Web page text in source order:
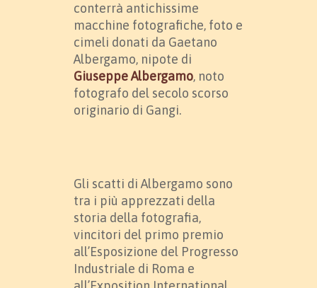
conterrà antichissime
macchine fotografiche, foto e
cimeli donati da Gaetano
Albergamo, nipote di
Giuseppe Albergamo, noto
fotografo del secolo scorso
originario di Gangi.
Gli scatti di Albergamo sono
tra i più apprezzati della
storia della fotografia,
vincitori del primo premio
all’Esposizione del Progresso
Industriale di Roma e